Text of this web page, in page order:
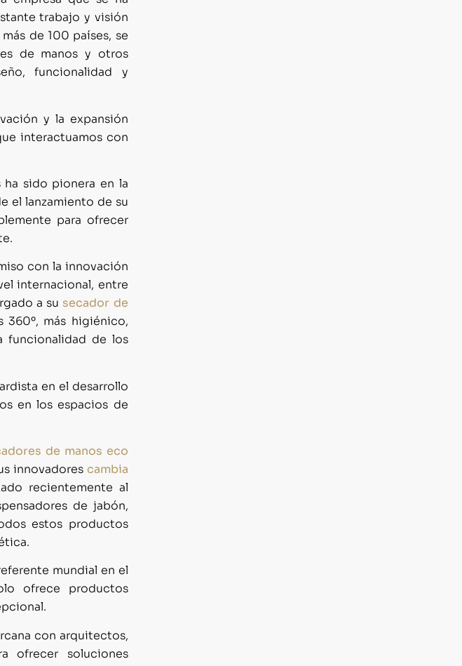
trabajo y visión
de 100 países, se
de manos y otros
funcionalidad y
y la expansión
interactuamos con
sido pionera en la
el lanzamiento de su
para ofrecer
con la innovación
internacional, entre
a su secador de
más higiénico,
funcionalidad de los
en el desarrollo
en los espacios de
de manos eco
innovadores cambia
recientemente al
de jabón,
estos productos
mundial en el
ofrece productos
con arquitectos,
ofrecer soluciones